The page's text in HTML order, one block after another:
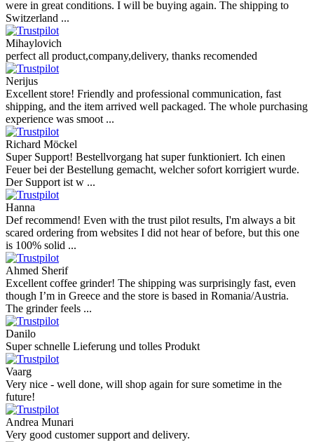
were in great conditions. I will be buying again. The shipping to
Switzerland ...
Mihaylovich
perfect all product,company,delivery, thanks recomended
Nerijus
Excellent store! Friendly and professional communication, fast
shipping, and the item arrived well packaged. The whole purchasing
experience was smoot ...
Richard Möckel
Super Support! Bestellvorgang hat super funktioniert. Ich einen
Feuer bei der Bestellung gemacht, welcher sofort korrigiert wurde.
Der Support ist w ...
Hanna
Def recommend! Even with the trust pilot results, I'm always a bit
scared ordering from websites I did not hear of before, but this one
is 100% solid ...
Ahmed Sherif
Excellent coffee grinder! The shipping was surprisingly fast, even
though I’m in Greece and the store is based in Romania/Austria.
The grinder feels ...
Danilo
Super schnelle Lieferung und tolles Produkt
Vaarg
Very nice - well done, will shop again for sure sometime in the
future!
Andrea Munari
Very good customer support and delivery.